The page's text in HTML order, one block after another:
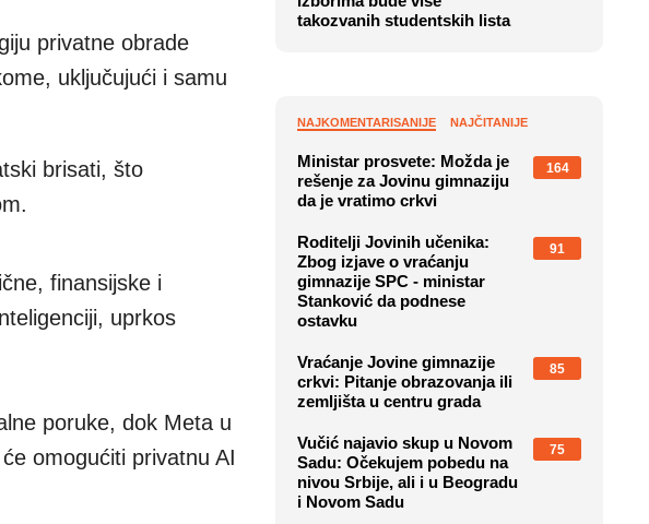
privatne obrade
uključujući i samu
brisati, što
finansijske i
uprkos
poruke, dok Meta u
omogućiti privatnu AI
takozvanih studentskih lista
NAJKOMENTARISANIJE NAJČITANIJE
Ministar prosvete: Možda je
rešenje za Jovinu gimnaziju
da je vratimo crkvi
164
Roditelji Jovinih učenika:
Zbog izjave o vraćanju
gimnazije SPC - ministar
Stanković da podnese
ostavku
91
Vraćanje Jovine gimnazije
crkvi: Pitanje obrazovanja ili
zemljišta u centru grada
85
Vučić najavio skup u Novom
Sadu: Očekujem pobedu na
nivou Srbije, ali i u Beogradu
i Novom Sadu
75